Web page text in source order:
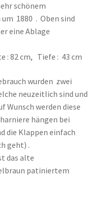
schönem
1880 . Oben sind
eine Ablage
cm, Tiefe : 43 cm
wurden zwei
neuzeitlich sind und
werden diese
hängen bei
die Klappen einfach
geht) .
das alte
patiniertem